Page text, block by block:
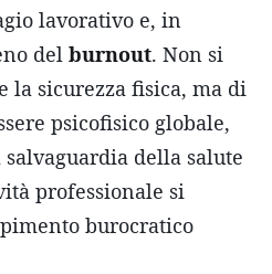
lavorativo e, in
del burnout. Non si
la sicurezza fisica, ma di
psicofisico globale,
della salute
professionale si
burocratico